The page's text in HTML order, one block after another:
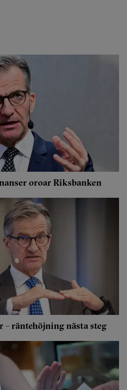
oroar Riksbanken
– räntehöjning nästa steg